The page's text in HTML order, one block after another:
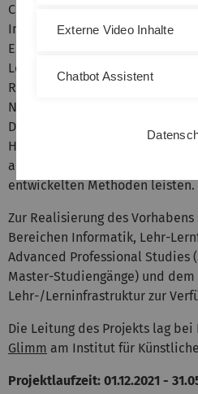
Cognitive Systems und dem
Intelligenz umgesetzt, der
Eingangsqualifikation
Lerninhalte und die
Rahmen von
Nuggets im Sinne eines Micro-
Diplomas of Advanced Studies)
Hochschullehre angeboten
auch einen Beitrag zur
entwickelten Methoden leisten.
Zur Realisierung des
Bereichen Informatik, Lehr-
Advanced Professional Studies
Master-Studiengänge) und
Lehr-/Lerninfrastruktur zur
Die Leitung des Projekts lag bei
Glimm am Institut für
Projektlaufzeit: 01.12.2021 -
Externe Video Inhalte
Chatbot Assistent